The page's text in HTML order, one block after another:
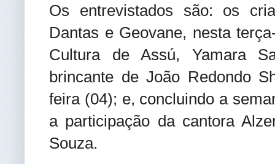
Os entrevistados são: os
Dantas e Geovane, nesta
Cultura de Assú, Yamara
brincante de João Redondo
feira (04); e, concluindo a
a participação da cantora
Souza.